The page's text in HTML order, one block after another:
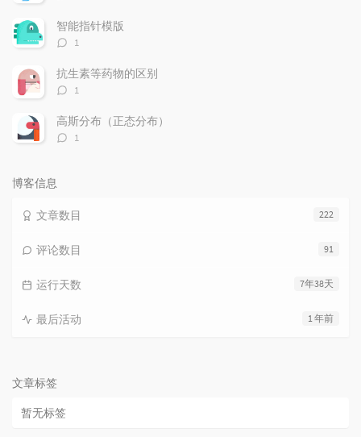
数：
智能指针模版
评
数：
1
抗生素等药物的区别
评
数：
1
高斯分布（正态分布）
评1
博客信息
222
文章数目
91
评论数目
7年38天
运行天数
1 年前
最后活动
文章标签
暂无标签